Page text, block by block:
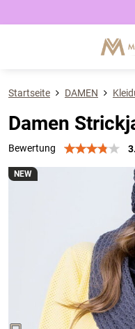
NEW
Startseite DAMEN
Damen
Bewertung